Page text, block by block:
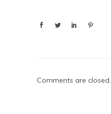
Comments are closed.